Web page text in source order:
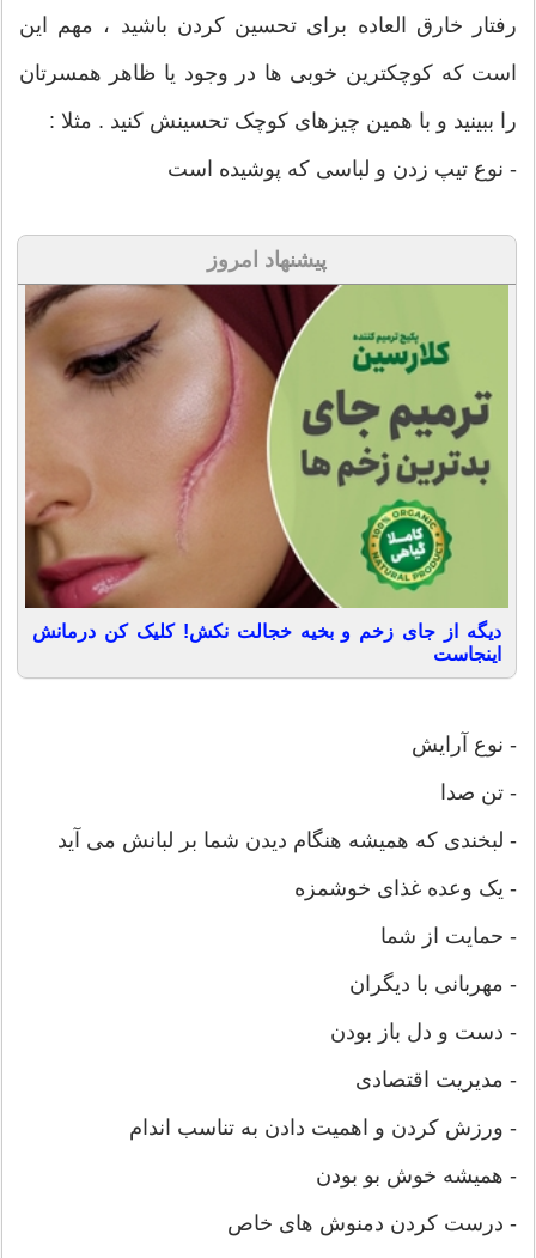
رفتار خارق العاده برای تحسین کردن باشید ، مهم این
است که کوچکترین خوبی ها در وجود یا ظاهر همسرتان
را ببینید و با همین چیزهای کوچک تحسینش کنید . مثلا :
- نوع تیپ زدن و لباسی که پوشیده است
پیشنهاد امروز
دیگه از جای زخم و بخیه خجالت نکش! کلیک کن درمانش
اینجاست
- نوع آرایش
- تن صدا
- لبخندی که همیشه هنگام دیدن شما بر لبانش می آید
- یک وعده غذای خوشمزه
- حمایت از شما
- مهربانی با دیگران
- دست و دل باز بودن
- مدیریت اقتصادی
- ورزش کردن و اهمیت دادن به تناسب اندام
- همیشه خوش بو بودن
- درست کردن دمنوش های خاص